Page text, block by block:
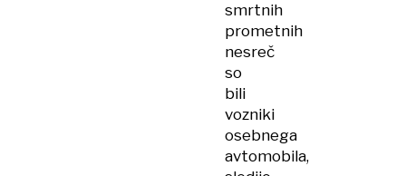
smrtnih
prometnih
nesreč
so
bili
vozniki
osebnega
avtomobila,